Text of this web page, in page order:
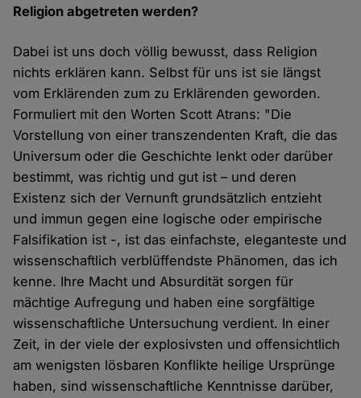
Religion abgetreten werden?
Dabei ist uns doch völlig bewusst, dass Religion
nichts erklären kann. Selbst für uns ist sie längst
vom Erklärenden zum zu Erklärenden geworden.
Formuliert mit den Worten Scott Atrans: "Die
Vorstellung von einer transzendenten Kraft, die das
Universum oder die Geschichte lenkt oder darüber
bestimmt, was richtig und gut ist – und deren
Existenz sich der Vernunft grundsätzlich entzieht
und immun gegen eine logische oder empirische
Falsifikation ist -, ist das einfachste, eleganteste und
wissenschaftlich verblüffendste Phänomen, das ich
kenne. Ihre Macht und Absurdität sorgen für
mächtige Aufregung und haben eine sorgfältige
wissenschaftliche Untersuchung verdient. In einer
Zeit, in der viele der explosivsten und offensichtlich
am wenigsten lösbaren Konflikte heilige Ursprünge
haben, sind wissenschaftliche Kenntnisse darüber,